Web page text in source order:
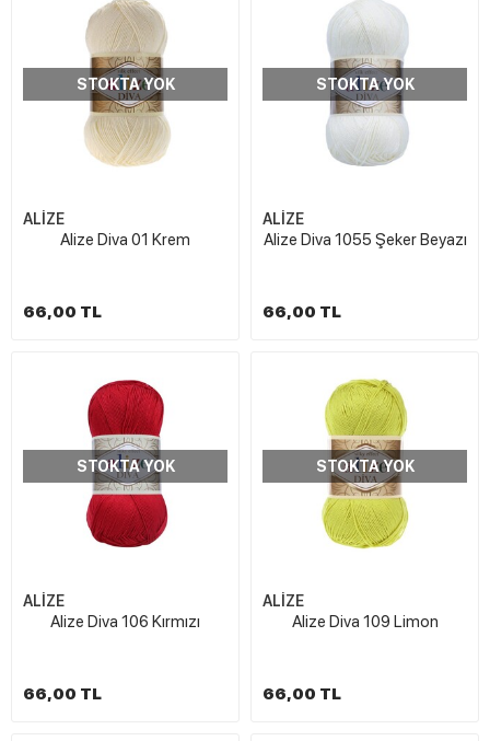
STOKTA YOK
ALİZE
Alize Diva 01 Krem
66,00 TL
STOKTA YOK
ALİZE
Alize Diva 1055 Şeker Beyazı
66,00 TL
STOKTA YOK
ALİZE
Alize Diva 106 Kırmızı
66,00 TL
STOKTA YOK
ALİZE
Alize Diva 109 Limon
66,00 TL